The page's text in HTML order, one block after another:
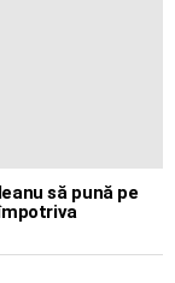
să pună pe